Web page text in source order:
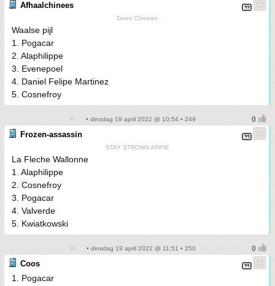
Afhaalchinees
Geen Chinees
Waalse pijl
1. Pogacar
2. Alaphilippe
3. Evenepoel
4. Daniel Felipe Martinez
5. Cosnefroy
• dinsdag 19 april 2022 @ 10:54 • 249
Frozen-assassin
STAY STRONG APPIE
La Fleche Wallonne
1. Alaphilippe
2. Cosnefroy
3. Pogacar
4. Valverde
5. Kwiatkowski
• dinsdag 19 april 2022 @ 11:51 • 250
Coos
1. Pogacar